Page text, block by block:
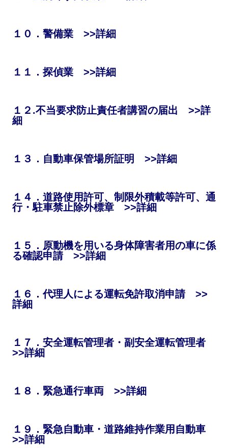
１０．警備業 >>詳細
１１．探偵業 >>詳細
１２.不当要求防止責任者講習の届出 >>詳
細
１３．自動車保管場所証明 >>詳細
１４．道路使用許可、制限外積載等許可、通
行・駐車禁止除外標章 >>詳細
１５．原動機を用いる身体障害者用の車に係
る確認申請 >>詳細
１６．代理人による運転免許取消申請 >>
詳細
１７．安全運転管理者・副安全運転管理者
>>詳細
１８．緊急通行車両 >>詳細
１９．緊急自動車・道路維持作業用自動車
>>詳細